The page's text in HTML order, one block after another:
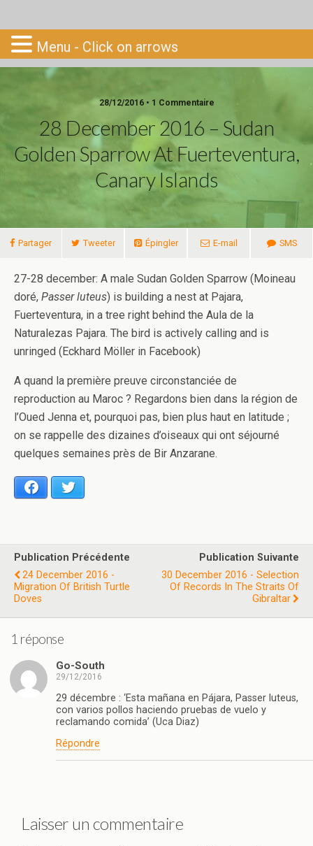
Go-South
28/12/2016 • 1 Commentaire
28 December 2016 – Sudan
Golden Sparrow At Fuerteventura,
Canary Islands
Partager Tweeter Épingler E-mail SMS
27-28 december: A male Sudan Golden Sparrow (Moineau
doré, Passer luteus) is building a nest at Pajara,
Fuerteventura, in a tree right behind the Aula de la
Naturalezas Pajara. The bird is actively calling and is
unringed (Eckhard Möller in Facebook)
A quand la première preuve circonstanciée de
reproduction au Maroc ? Regardons bien dans la région de
l’Oued Jenna et, pourquoi pas, bien plus haut en latitude ;
on se rappelle des dizaines d’oiseaux qui ont séjourné
quelques semaines près de Bir Anzarane.
Facebook
Publication Précédente
24 December 2016 -
Migration Of British Turtle
Doves
Publication Suivante
30 December 2016 - Selection
Of Records In The Straits Of
Gibraltar
1 réponse
Go-South
29/12/2016
29 décembre : ‘Esta mañana en Pájara, Passer luteus,
con varios pollos haciendo pruebas de vuelo y
reclamando comida’ (Uca Diaz‎)
Répondre
Laisser un commentaire
Menu - Click on arrows